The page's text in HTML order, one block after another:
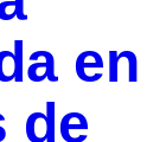
en
de